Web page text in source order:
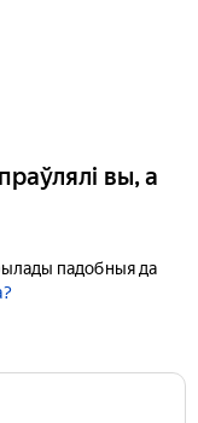
вы, а
падобныя да